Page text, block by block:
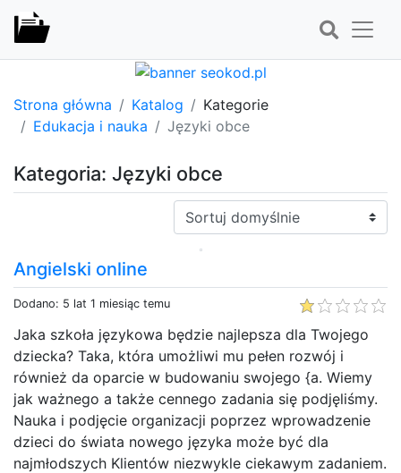
Strona główna Katalog
Kategorie
Edukacja i nauka
Języki obce
Kategoria: Języki obce
Sortuj:
Angielski online
Dodano: 5 lat 1 miesiąc temu
Jaka szkoła językowa będzie najlepsza dla Twojego
dziecka? Taka, która umożliwi mu pełen rozwój i
również da oparcie w budowaniu swojego {a. Wiemy
jak ważnego a także cennego zadania się podjęliśmy.
Nauka i podjęcie organizacji poprzez wprowadzenie
dzieci do świata nowego języka może być dla
najmłodszych Klientów niezwykle ciekawym zadaniem.